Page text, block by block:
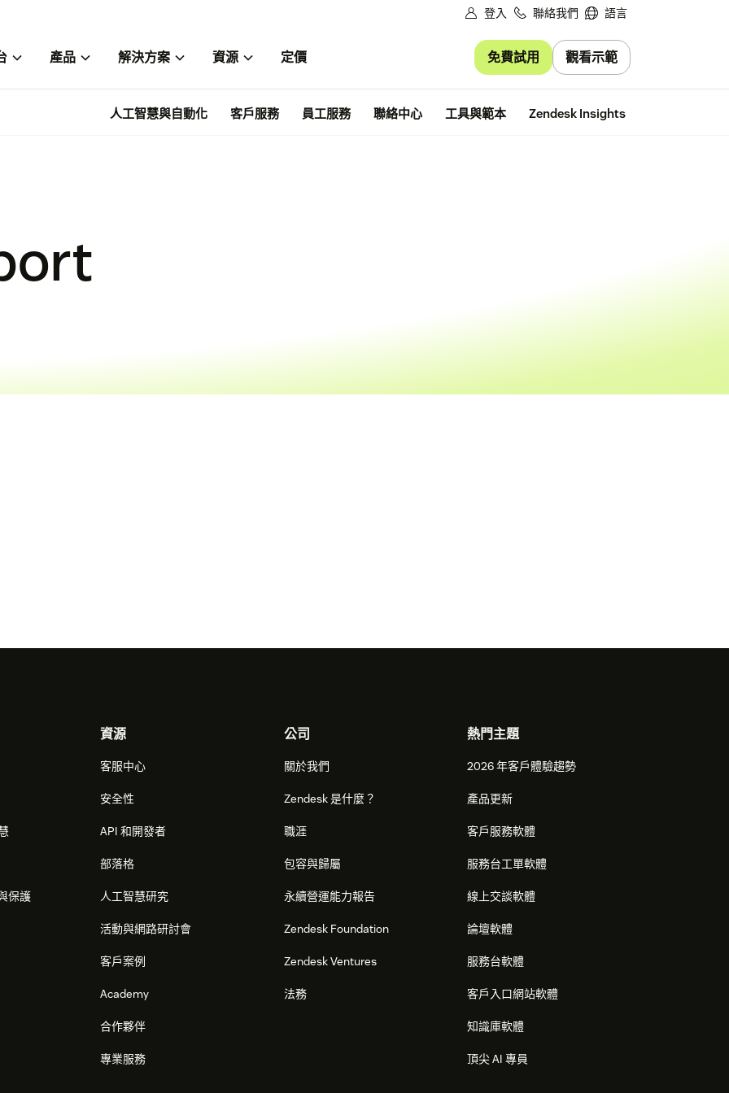
登入 聯絡我們 語言
產品 解決方案 資源 定價 免費試用 觀看示範
人工智慧與自動化 客戶服務 員工服務 聯絡中心 工具與範本 Zendesk Insights
保護
資源
客服中心
安全性
API 和開發者
部落格
人工智慧研究
活動與網路研討會
客戶案例
Academy
合作夥伴
專業服務
公司
關於我們
Zendesk 是什麼？
職涯
包容與歸屬
永續營運能力報告
Zendesk Foundation
Zendesk Ventures
法務
熱門主題
2026 年客戶體驗趨勢
產品更新
客戶服務軟體
服務台工單軟體
線上交談軟體
論壇軟體
服務台軟體
客戶入口網站軟體
知識庫軟體
頂尖 AI 專員